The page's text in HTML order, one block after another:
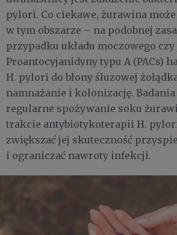
pylori. Co ciekawe, żurawina
w tym obszarze – na podobnej
przypadku układu moczowego
Proantocyjanidyny typu A (PACs)
H. pylori do błony śluzowej
namnażanie i kolonizację. Badania
regularne spożywanie soku
trakcie antybiotykoterapii H.
zwiększać jej skuteczność
i ograniczać nawroty infekcji.